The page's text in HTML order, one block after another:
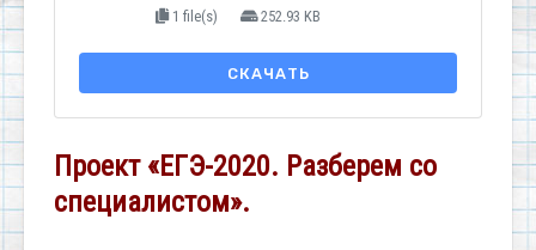
1 file(s) 252.93 KB
СКАЧАТЬ
Проект «ЕГЭ-2020. Разберем со
специалистом».